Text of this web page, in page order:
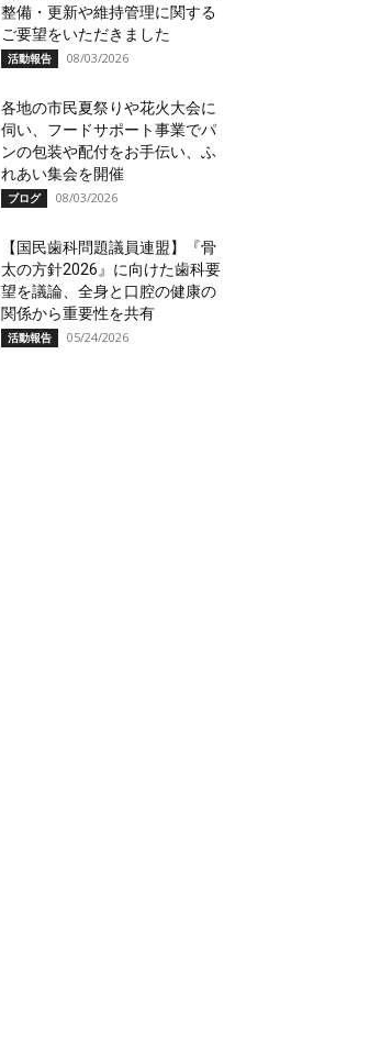
整備・更新や維持管理に関する
ご要望をいただきました
活動報告 08/03/2026
各地の市民夏祭りや花火大会に
伺い、フードサポート事業でパ
ンの包装や配付をお手伝い、ふ
れあい集会を開催
ブログ 08/03/2026
【国民歯科問題議員連盟】『骨
太の方針2026』に向けた歯科要
望を議論、全身と口腔の健康の
関係から重要性を共有
活動報告 05/24/2026